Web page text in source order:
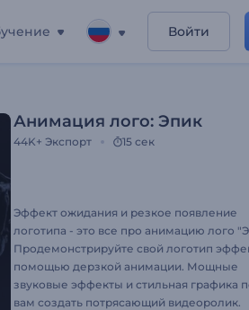
Войти
Анимация лого: Эпик
44K+ Экспорт 15 сек
Эффект ожидания и резкое появление
логотипа - это все про анимацию лого
Продемонстрируйте свой логотип
помощью дерзкой анимации. Мощные
звуковые эффекты и стильная графика
вам создать потрясающий видеоролик.